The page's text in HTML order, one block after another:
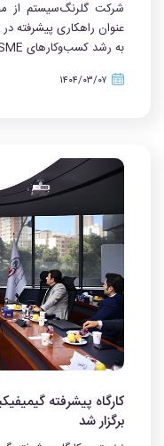
‌به ‌رشد کسب‌وکارهای SME رونمایی کرد.
۱۴۰۴/۰۳/۰۷
کارگاه پیشرفته
برگزار شد